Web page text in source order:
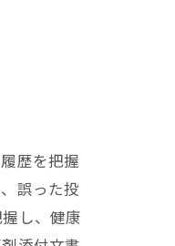
歴を把握
誤った投
し、健康